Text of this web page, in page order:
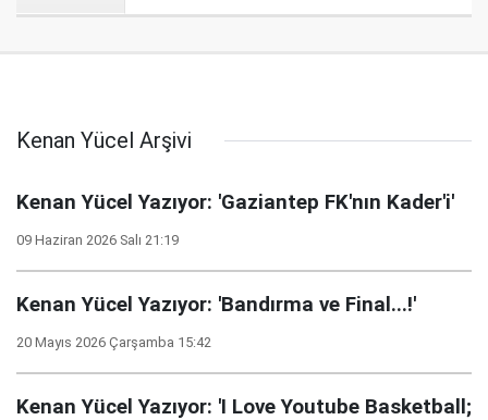
Kenan Yücel Arşivi
Kenan Yücel Yazıyor: 'Gaziantep FK'nın Kader'i'
09 Haziran 2026 Salı 21:19
Kenan Yücel Yazıyor: 'Bandırma ve Final...!'
20 Mayıs 2026 Çarşamba 15:42
Kenan Yücel Yazıyor: 'I Love Youtube Basketball;